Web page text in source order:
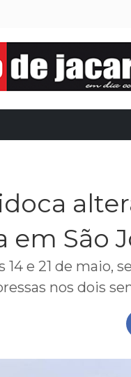
em São
e 21 de maio,
nos dois